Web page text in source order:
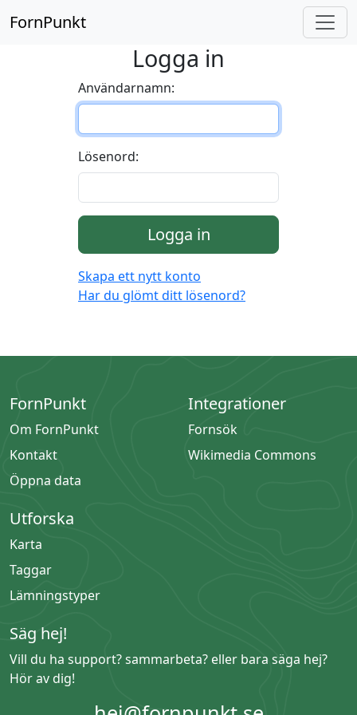
FornPunkt
Logga in
Användarnamn:
Lösenord:
Logga in
Skapa ett nytt konto
Har du glömt ditt lösenord?
FornPunkt
Om FornPunkt
Kontakt
Öppna data
Integrationer
Fornsök
Wikimedia Commons
Utforska
Karta
Taggar
Lämningstyper
Säg hej!
Vill du ha support? sammarbeta? eller bara säga hej?
Hör av dig!